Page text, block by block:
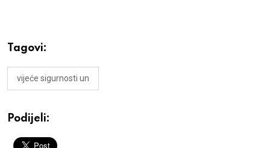
Tagovi:
vijeće sigurnosti un
Podijeli: